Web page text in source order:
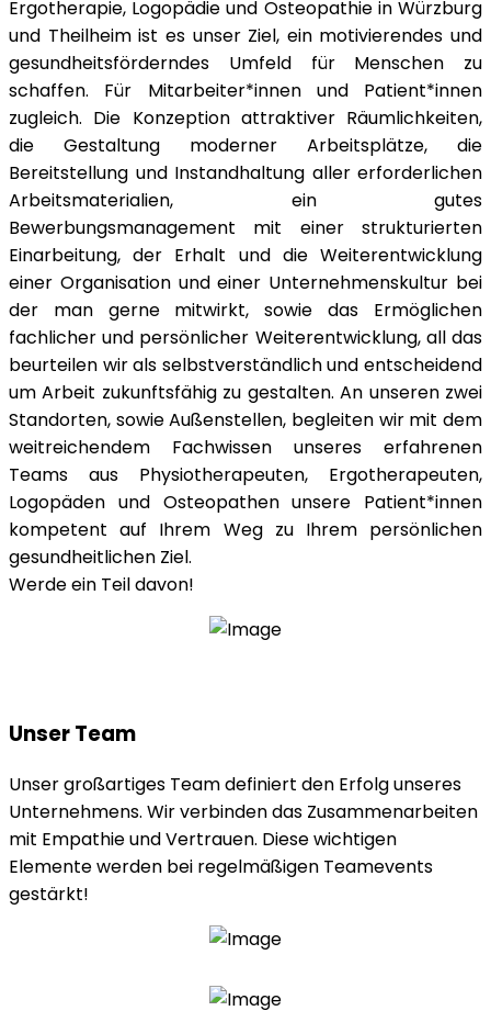
Ergotherapie, Logopädie und Osteopathie in Würzburg
und Theilheim ist es unser Ziel, ein motivierendes und
gesundheitsförderndes Umfeld für Menschen zu
schaffen. Für Mitarbeiter*innen und Patient*innen
zugleich. Die Konzeption attraktiver Räumlichkeiten,
die Gestaltung moderner Arbeitsplätze, die
Bereitstellung und Instandhaltung aller erforderlichen
Arbeitsmaterialien, ein gutes
Bewerbungsmanagement mit einer strukturierten
Einarbeitung, der Erhalt und die Weiterentwicklung
einer Organisation und einer Unternehmenskultur bei
der man gerne mitwirkt, sowie das Ermöglichen
fachlicher und persönlicher Weiterentwicklung, all das
beurteilen wir als selbstverständlich und entscheidend
um Arbeit zukunftsfähig zu gestalten. An unseren zwei
Standorten, sowie Außenstellen, begleiten wir mit dem
weitreichendem Fachwissen unseres erfahrenen
Teams aus Physiotherapeuten, Ergotherapeuten,
Logopäden und Osteopathen unsere Patient*innen
kompetent auf Ihrem Weg zu Ihrem persönlichen
gesundheitlichen Ziel.
Werde ein Teil davon!
Unser Team
Unser großartiges Team definiert den Erfolg unseres
Unternehmens. Wir verbinden das Zusammenarbeiten
mit Empathie und Vertrauen. Diese wichtigen
Elemente werden bei regelmäßigen Teamevents
gestärkt!